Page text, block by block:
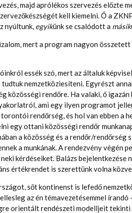
majd aprólékos szervezés előzte
kell kiemelni. Ő a
nyúltunk, egyikünk se csalódott a másik
mert a program nagyon
essék szó, mert az általuk
nemzetköziesíteni. Egyrészt
közösségi rendőre. Ha valaki, ő
ami egy ilyen programot
rendőrség, és hol van ebben a
egy ottani közösségi rendőr
a közösség és a rendőr/rendőrség
a munkának. A rendezvény végén
kérdéseiket. Balázs bejelentkezése
értékrendet is szerettünk volna
sőt kontinenst is lefedő
az én témavezetésemmel
orientált rendészeti modelljeit tekinti